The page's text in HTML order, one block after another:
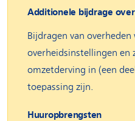
Additionele bijdrage
Bijdragen van
overheidsinstellingen en
omzetderving in (een
toepassing zijn.
Huuropbrengsten